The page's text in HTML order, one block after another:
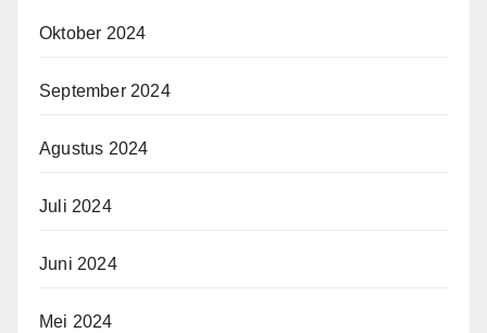
Oktober 2024
September 2024
Agustus 2024
Juli 2024
Juni 2024
Mei 2024